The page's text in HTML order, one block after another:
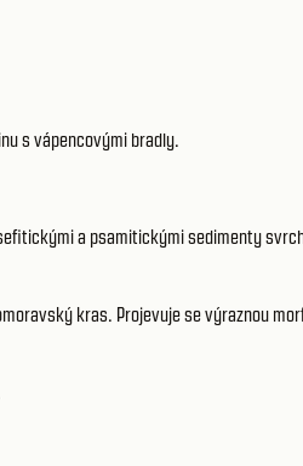
s vápencovými bradly.
a psamitickými sedimenty
kras. Projevuje se výraznou